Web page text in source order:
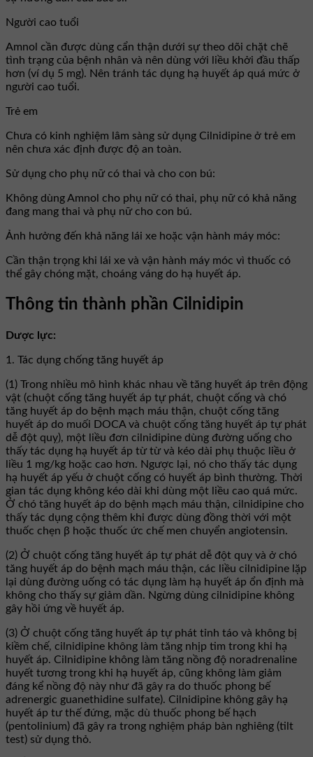
Người cao tuổi
Amnol cần được dùng cẩn thận dưới sự theo dõi chặt chẽ
tình trạng của bệnh nhân và nên dùng với liều khởi đầu thấp
hơn (ví dụ 5 mg). Nên tránh tác dụng hạ huyết áp quá mức ở
người cao tuổi.
Trẻ em
Chưa có kinh nghiệm lâm sàng sử dụng Cilnidipine ở trẻ em
nên chưa xác định được độ an toàn.
Sử dụng cho phụ nữ có thai và cho con bú:
Không dùng Amnol cho phụ nữ có thai, phụ nữ có khả năng
đang mang thai và phụ nữ cho con bú.
Ảnh hưởng đến khả năng lái xe hoặc vận hành máy móc:
Cần thận trọng khi lái xe và vận hành máy móc vì thuốc có
thể gây chóng mặt, choáng váng do hạ huyết áp.
Thông tin thành phần Cilnidipin
Dược lực:
1. Tác dụng chống tăng huyết áp
(1) Trong nhiều mô hình khác nhau về tăng huyết áp trên động
vật (chuột cống tăng huyết áp tự phát, chuột cống và chó
tăng huyết áp do bệnh mạch máu thận, chuột cống tăng
huyết áp do muối DOCA và chuột cống tăng huyết áp tự phát
dễ đột quỵ), một liều đơn cilnidipine dùng đường uống cho
thấy tác dụng hạ huyết áp từ từ và kéo dài phụ thuộc liều ở
liều 1 mg/kg hoặc cao hơn. Ngược lại, nó cho thấy tác dụng
hạ huyết áp yếu ở chuột cống có huyết áp bình thường. Thời
gian tác dụng không kéo dài khi dùng một liều cao quá mức.
Ở chó tăng huyết áp do bệnh mạch máu thận, cilnidipine cho
thấy tác dụng cộng thêm khi được dùng đồng thời với một
thuốc chẹn β hoặc thuốc ức chế men chuyển angiotensin.
(2) Ở chuột cống tăng huyết áp tự phát dễ đột quỵ và ở chó
tăng huyết áp do bệnh mạch máu thận, các liều cilnidipine lặp
lại dùng đường uống có tác dụng làm hạ huyết áp ổn định mà
không cho thấy sự giảm dần. Ngừng dùng cilnidipine không
gây hồi ứng về huyết áp.
(3) Ở chuột cống tăng huyết áp tự phát tỉnh táo và không bị
kiềm chế, cilnidipine không làm tăng nhịp tim trong khi hạ
huyết áp. Cilnidipine không làm tăng nồng độ noradrenaline
huyết tương trong khi hạ huyết áp, cũng không làm giảm
đáng kể nồng độ này như đã gây ra do thuốc phong bế
adrenergic guanethidine sulfate). Cilnidipine không gây hạ
huyết áp tư thế đứng, mặc dù thuốc phong bế hạch
(pentolinium) đã gây ra trong nghiệm pháp bàn nghiêng (tilt
test) sử dụng thỏ.